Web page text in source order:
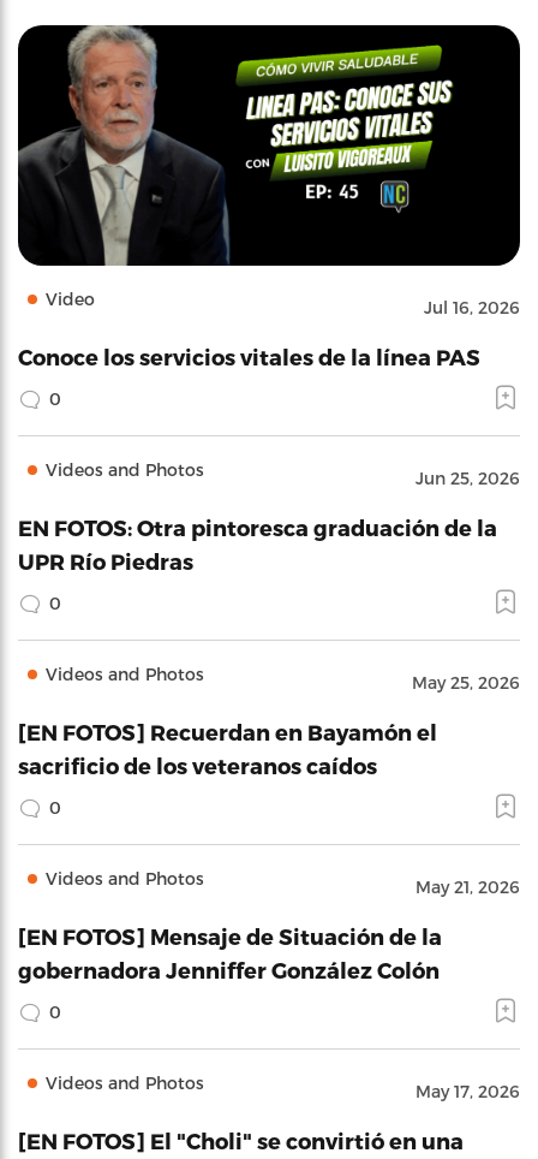
Video Jul 16, 2026
Conoce los servicios vitales de la línea PAS
0
Videos and Photos Jun 25, 2026
EN FOTOS: Otra pintoresca graduación de la
UPR Río Piedras
0
Videos and Photos May 25, 2026
[EN FOTOS] Recuerdan en Bayamón el
sacrificio de los veteranos caídos
0
Videos and Photos May 21, 2026
[EN FOTOS] Mensaje de Situación de la
gobernadora Jenniffer González Colón
0
Videos and Photos May 17, 2026
[EN FOTOS] El "Choli" se convirtió en una